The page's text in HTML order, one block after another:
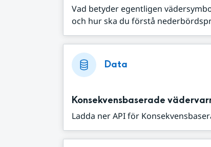
Vad betyder egentligen
och hur ska du förstå
Data
Konsekvensbaserade
Ladda ner API för